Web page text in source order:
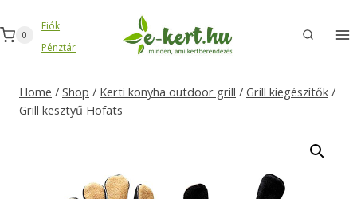
to
content
0
Fiók
Pénztár
Home / Shop / Kerti konyha outdoor grill / Grill kiegészítők /
Grill kesztyű Höfats